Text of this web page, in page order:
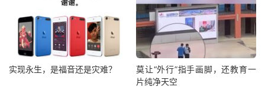
实现永生，是福音还是灾难？
莫让“外行”指手画脚，还教育一
片纯净天空